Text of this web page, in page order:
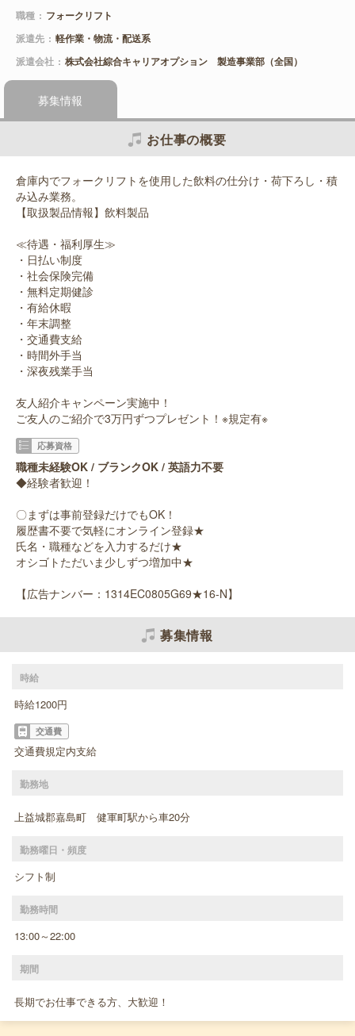
職種
フォークリフト
派遣先
軽作業・物流・配送系
派遣会社
株式会社綜合キャリアオプション 製造事業部（全国）
募集情報
お仕事の概要
倉庫内でフォークリフトを使用した飲料の仕分け・荷下ろし・積
み込み業務。
【取扱製品情報】飲料製品
≪待遇・福利厚生≫
・日払い制度
・社会保険完備
・無料定期健診
・有給休暇
・年末調整
・交通費支給
・時間外手当
・深夜残業手当
友人紹介キャンペーン実施中！
ご友人のご紹介で3万円ずつプレゼント！※規定有※
応募資格
職種未経験OK / ブランクOK / 英語力不要
◆経験者歓迎！
〇まずは事前登録だけでもOK！
履歴書不要で気軽にオンライン登録★
氏名・職種などを入力するだけ★
オシゴトただいま少しずつ増加中★
【広告ナンバー：1314EC0805G69★16-N】
募集情報
時給
時給1200円
交通費
交通費規定内支給
勤務地
上益城郡嘉島町 健軍町駅から車20分
勤務曜日・頻度
シフト制
勤務時間
13:00～22:00
期間
長期でお仕事できる方、大歓迎！